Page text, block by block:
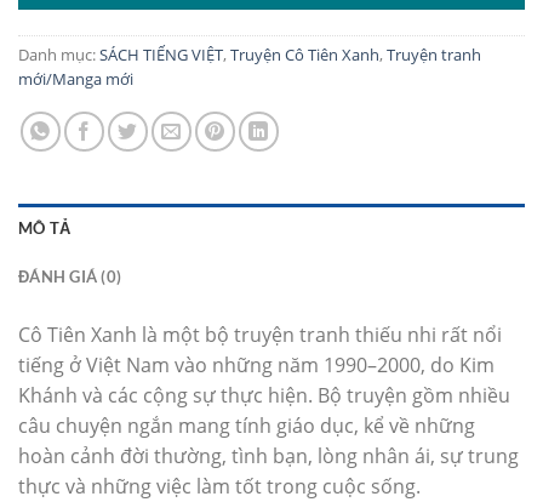
Danh mục:SÁCH TIẾNG VIỆT,Truyện Cô Tiên Xanh,Truyện tranh
mới/Manga mới
MÔ TẢ
ĐÁNH GIÁ (0)
Cô Tiên Xanh là một bộ truyện tranh thiếu nhi rất nổi
tiếng ở Việt Nam vào những năm 1990–2000, do Kim
Khánh và các cộng sự thực hiện. Bộ truyện gồm nhiều
câu chuyện ngắn mang tính giáo dục, kể về những
hoàn cảnh đời thường, tình bạn, lòng nhân ái, sự trung
thực và những việc làm tốt trong cuộc sống.